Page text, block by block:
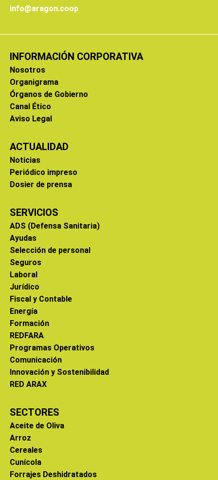
info@aragon.coop
INFORMACIÓN CORPORATIVA
Nosotros
Organigrama
Órganos de Gobierno
Canal Ético
Aviso Legal
ACTUALIDAD
Noticias
Periódico impreso
Dosier de prensa
SERVICIOS
ADS (Defensa Sanitaria)
Ayudas
Selección de personal
Seguros
Laboral
Jurídico
Fiscal y Contable
Energía
Formación
REDFARA
Programas Operativos
Comunicación
Innovación y Sostenibilidad
RED ARAX
SECTORES
Aceite de Oliva
Arroz
Cereales
Cunícola
Forrajes Deshidratados